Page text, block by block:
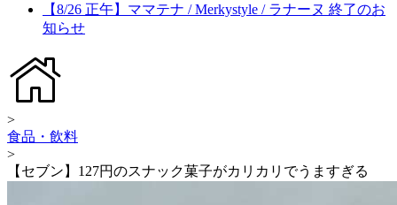
【8/26 正午】ママテナ / Merkystyle / ラナーヌ 終了のお
知らせ
>
食品・飲料
>
【セブン】127円のスナック菓子がカリカリでうますぎる